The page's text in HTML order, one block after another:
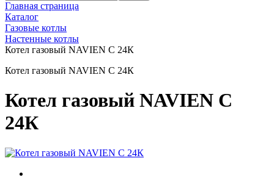
Главная страница
Каталог
Газовые котлы
Настенные котлы
Котел газовый NAVIEN С 24К
Котел газовый NAVIEN С 24К
Котел газовый NAVIEN С
24К